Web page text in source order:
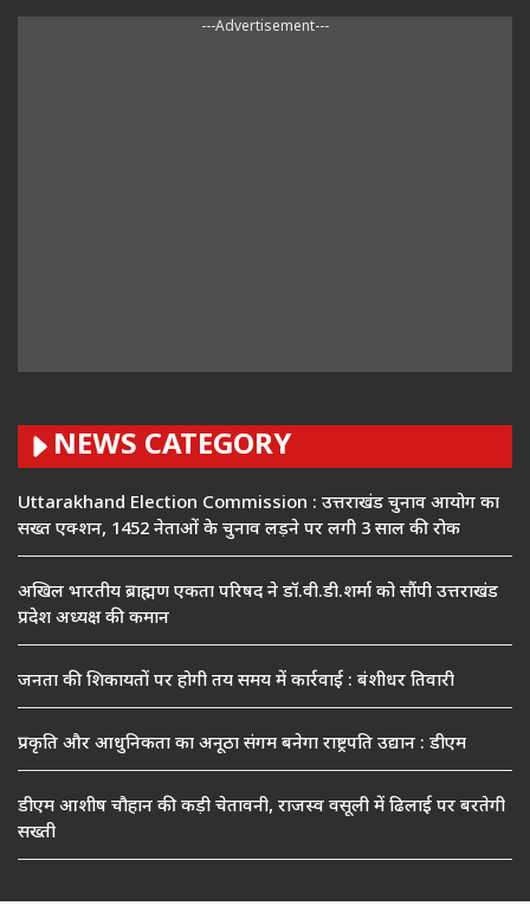
---Advertisement---
NEWS CATEGORY
Uttarakhand Election Commission : उत्तराखंड चुनाव आयोग का
सख्त एक्शन, 1452 नेताओं के चुनाव लड़ने पर लगी 3 साल की रोक
अखिल भारतीय ब्राह्मण एकता परिषद ने डॉ.वी.डी.शर्मा को सौंपी उत्तराखंड
प्रदेश अध्यक्ष की कमान
जनता की शिकायतों पर होगी तय समय में कार्रवाई : बंशीधर तिवारी
प्रकृति और आधुनिकता का अनूठा संगम बनेगा राष्ट्रपति उद्यान : डीएम
डीएम आशीष चौहान की कड़ी चेतावनी, राजस्व वसूली में ढिलाई पर बरतेगी
सख्ती